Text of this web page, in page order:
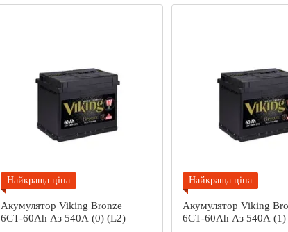
Найкраща ціна
Акумулятор Viking Bronze
6СТ-60Ah Аз 540А (0) (L2)
Найкраща ціна
Акумулятор Viking
6СТ-60Ah Аз 540А (1)